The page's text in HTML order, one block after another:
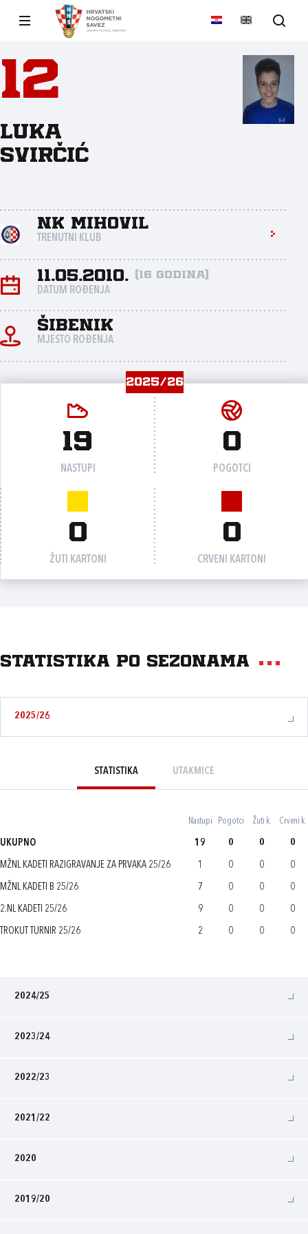
12
Luka
Svirčić
NK Mihovil
TRENUTNI KLUB
11.05.2010. (16 godina)
DATUM ROĐENJA
Šibenik
MJESTO ROĐENJA
2025/26
19
NASTUPI
0
POGOTCI
0
ŽUTI KARTONI
0
CRVENI KARTONI
Statistika po sezonama
2025/26
STATISTIKA UTAKMICE
Nastupi Pogotci Žuti k. Crveni k.
UKUPNO 19 0 0 0
MŽNL KADETI RAZIGRAVANJE ZA PRVAKA 25/26 1 0 0 0
MŽNL KADETI B 25/26 7 0 0 0
2.NL KADETI 25/26 9 0 0 0
TROKUT TURNIR 25/26 2 0 0 0
2024/25
2023/24
2022/23
2021/22
2020
2019/20